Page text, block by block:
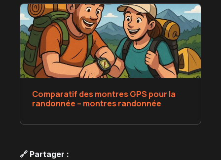
Comparatif des montres GPS pour la
randonnée – montres randonnée
🔗 Partager :